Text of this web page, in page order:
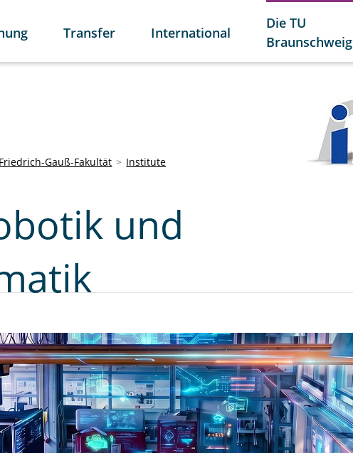
Transfer International
Die TU
Braunschweig
Gauß-Fakultät Institute
und